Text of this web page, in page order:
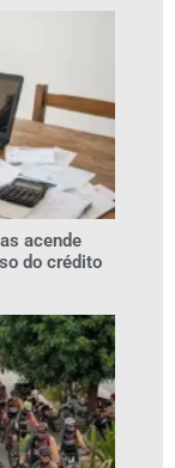
acende
do crédito